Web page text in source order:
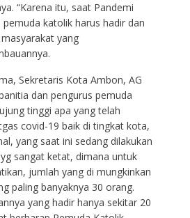
“Karena itu, saat Pandemi
katolik harus hadir dan
yang
Sekretaris Kota Ambon, AG
dan pengurus pemuda
tinggi apa yang telah
covid-19 baik di tingkat kota,
yang saat ini sedang dilakukan
sangat ketat, dimana untuk
jumlah yang di mungkinkan
paling banyaknya 30 orang.
yang hadir hanya sekitar 20